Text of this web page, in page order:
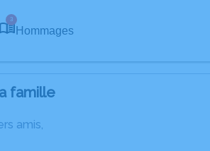
3
Hommages
famille
amis,